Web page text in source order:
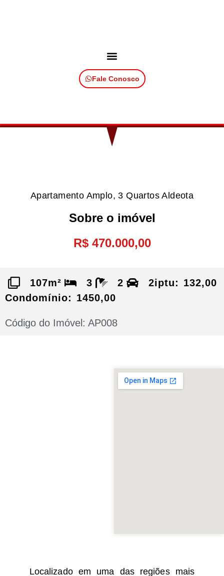
Fale Conosco
Apartamento Amplo, 3 Quartos Aldeota
Sobre o imóvel
R$ 470.000,00
107m² 3 2 2iptu: 132,00
Condomínio: 1450,00
Código do Imóvel: AP008
Localizado em uma das regiões mais